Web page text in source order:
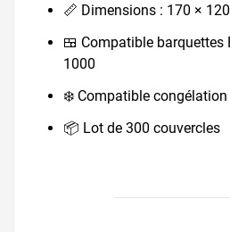
📏 Dimensions : 170 ×
🍱 Compatible
1000
❄️ Compatible congélation
📦 Lot de 300 couvercles